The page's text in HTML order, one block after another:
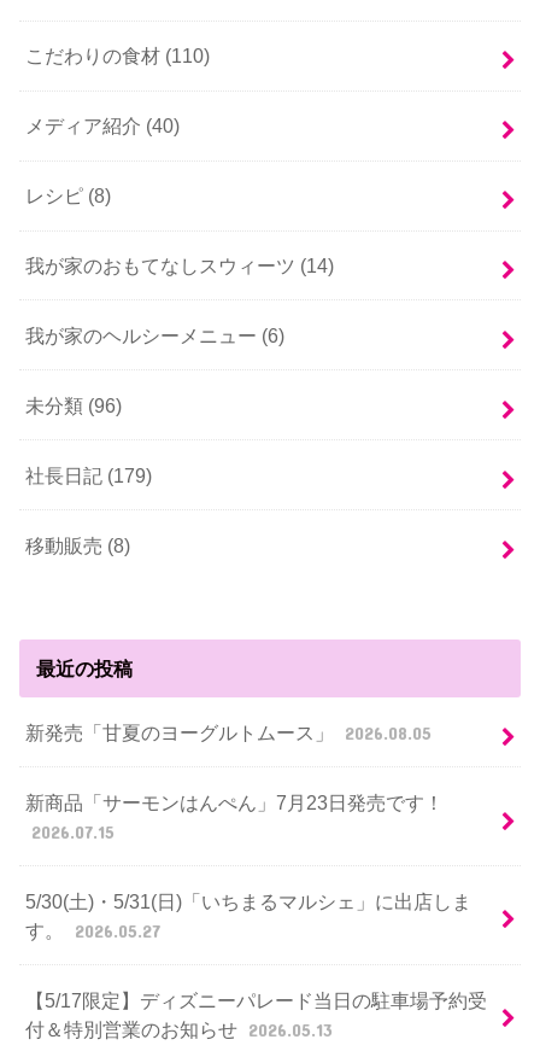
こだわりの食材 (110)
メディア紹介 (40)
レシピ (8)
我が家のおもてなしスウィーツ (14)
我が家のヘルシーメニュー (6)
未分類 (96)
社長日記 (179)
移動販売 (8)
最近の投稿
新発売「甘夏のヨーグルトムース」 2026.08.05
新商品「サーモンはんぺん」7月23日発売です！
2026.07.15
5/30(土)・5/31(日)「いちまるマルシェ」に出店しま
す。
2026.05.27
【5/17限定】ディズニーパレード当日の駐車場予約受
付＆特別営業のお知らせ 2026.05.13